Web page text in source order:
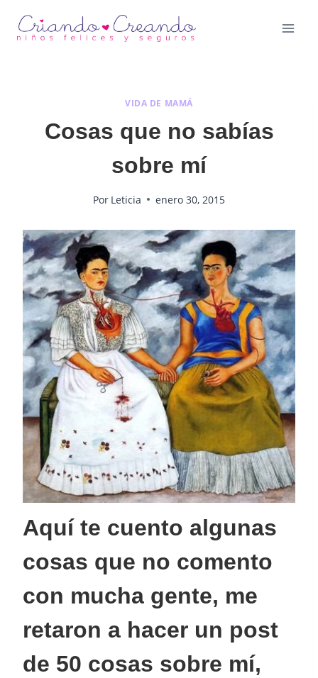
VIDA DE MAMÁ
Cosas que no sabías
sobre mí
Por Leticia enero 30, 2015
Aquí te cuento algunas
cosas que no comento
con mucha gente, me
retaron a hacer un post
de 50 cosas sobre mí,